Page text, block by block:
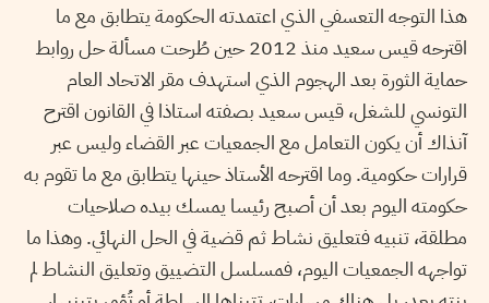
هذا التوجه التعسفي الذي اعتمدته الحكومة يتطابق مع ما
اقترحه قيس سعيد منذ 2012 حين طُرحت مسألة حل روابط
حماية الثورة بعد الهجوم الذي استهدف مقر الاتحاد العام
التونسي للشغل، قيس سعيد بصفته استاذا في القانون اقترح
آنذاك أن يكون التعامل مع الجمعيات عبر القضاء وليس عبر
قرارات حكومية. وما اقترحه الأستاذ حينها يتطابق مع ما تقوم به
حكومته اليوم بعد أن أصبح رئيسا يمسك بيده صلاحيات
مطلقة، تنبيه فتعليق نشاط ثم قضية في الحل النهائي. وهذا ما
تواجهه الجمعيات اليوم، فمسلسل التضييق وتعليق النشاط لم